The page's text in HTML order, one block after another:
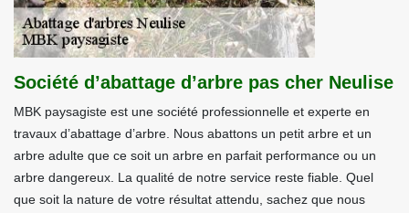
Société d’abattage d’arbre pas cher Neulise
MBK paysagiste est une société professionnelle et experte en
travaux d’abattage d’arbre. Nous abattons un petit arbre et un
arbre adulte que ce soit un arbre en parfait performance ou un
arbre dangereux. La qualité de notre service reste fiable. Quel
que soit la nature de votre résultat attendu, sachez que nous